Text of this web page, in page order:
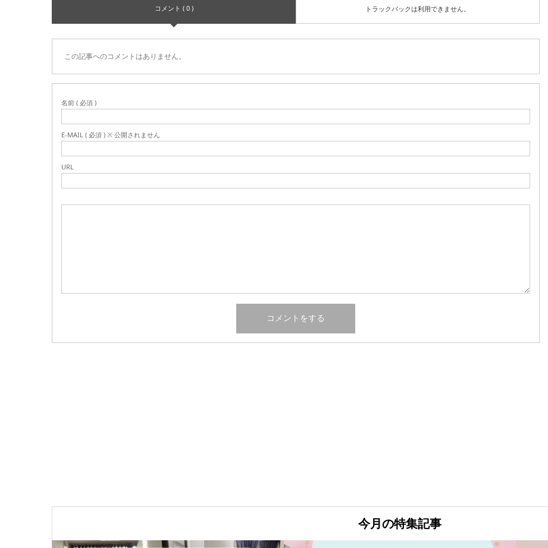
コメント ( 0 ) トラックバックは利用できません。
この記事へのコメントはありません。
名前 ( 必須 )
E-MAIL ( 必須 ) ※ 公開されません
URL
今月の特集記事